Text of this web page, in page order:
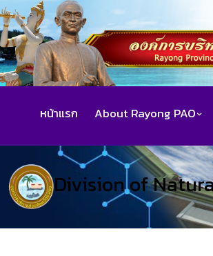
หน้าแรก About Rayong PAO
Division of